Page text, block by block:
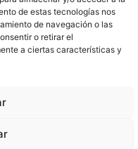
de estas tecnologías nos
de navegación o las
o retirar el
a ciertas características y
DE RUGBY 2023.